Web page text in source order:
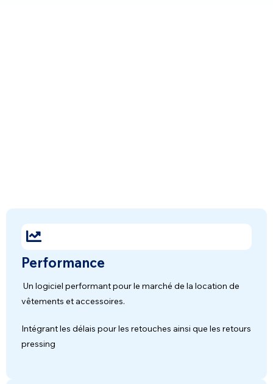
Performance
Un logiciel performant pour le marché de la location de
vêtements et accessoires.
Intégrant les délais pour les retouches ainsi que les retours
pressing